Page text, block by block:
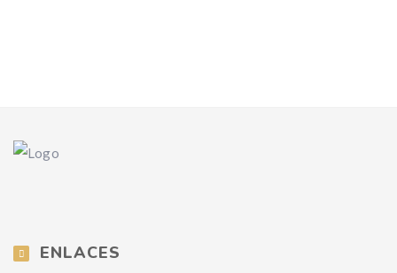
ENLACES